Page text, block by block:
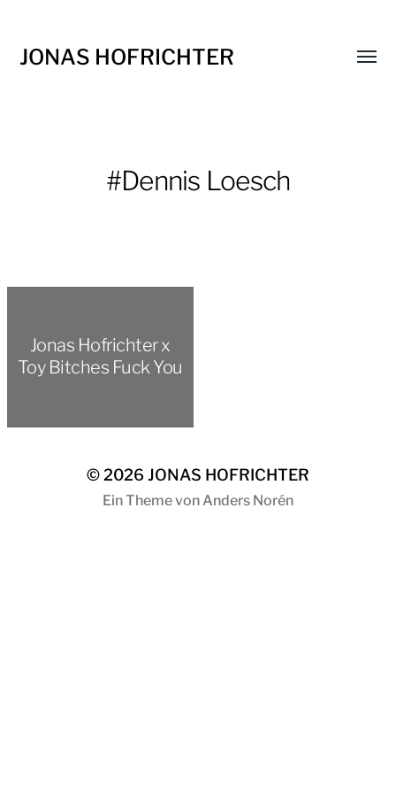
JONAS HOFRICHTER
Menü
#Dennis Loesch
Jonas Hofrichter x
Toy Bitches Fuck You
© 2026JONAS HOFRICHTER
Ein Theme von Anders Norén